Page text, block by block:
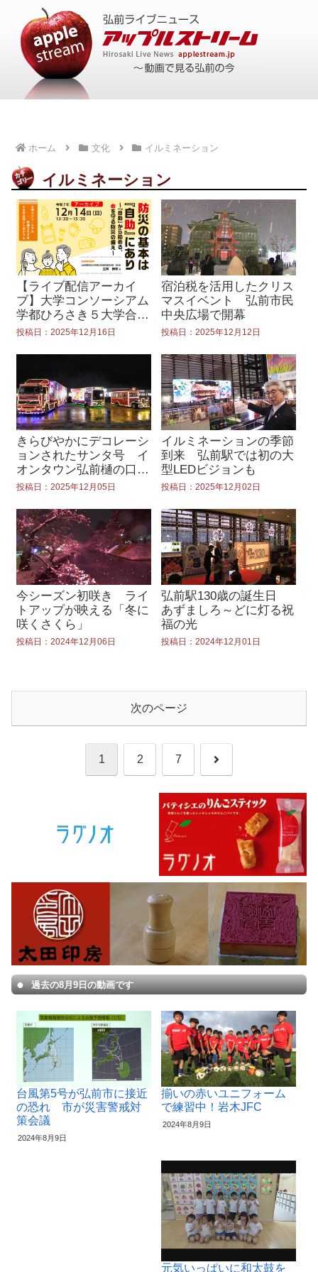
ホーム 文化 イルミネーション
イルミネーション
【ライブ配信アーカイ
ブ】大学コンソーシアム
学都ひろさき５大学合同
シンポジウム
投稿日：2025年12月16日
宿泊税を活用したクリス
マスイベント 弘前市民
中央広場で開幕
投稿日：2025年12月12日
きらびやかにデコレーシ
ョンされたサンタ号 イ
オンタウン弘前樋の口に
集結
投稿日：2025年12月05日
イルミネーションの季節
到来 弘前駅では初の大
型LEDビジョンも
投稿日：2025年12月02日
今シーズン初咲き ライ
トアップが映える「冬に
咲くさくら」
投稿日：2024年12月06日
弘前駅130歳の誕生日
あずましろ～どに灯る祝
福の光
投稿日：2024年12月01日
次のページ
1 2 7 次
へ
過去の8月9日の動画です
台風第5号が弘前市に接近
の恐れ 市が災害警戒対
策会議
2024年8月9日
揃いの赤いユニフォーム
で練習中！岩木JFC
2024年8月9日
元気いっぱいに和太鼓を